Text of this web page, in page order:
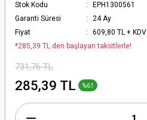
Stok Kodu
EPH1300561
Garanti Süresi
24 Ay
Fiyat
609,80 TL + KDV
*285,39 TL den başlayan taksitlerle!
731,76 TL
285,39 TL %61